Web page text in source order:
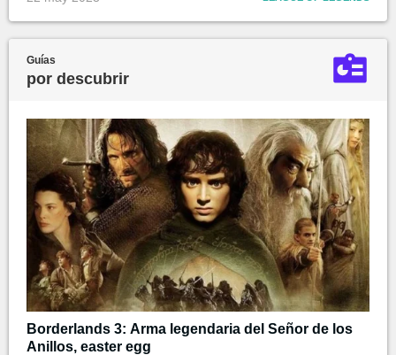
Guías
por descubrir
Borderlands 3: Arma legendaria del Señor de los
Anillos, easter egg